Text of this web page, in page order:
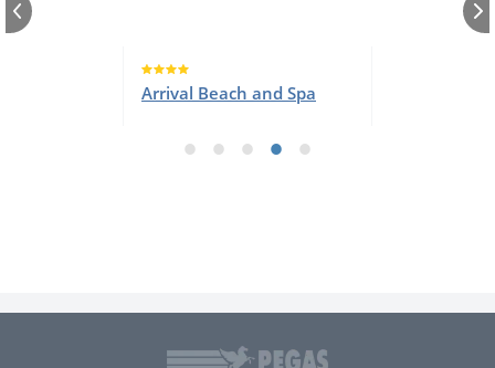
Arrival Beach and Spa